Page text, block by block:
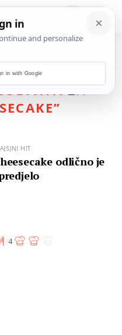
ZA
”
HIT
odlično je
4
in with Google